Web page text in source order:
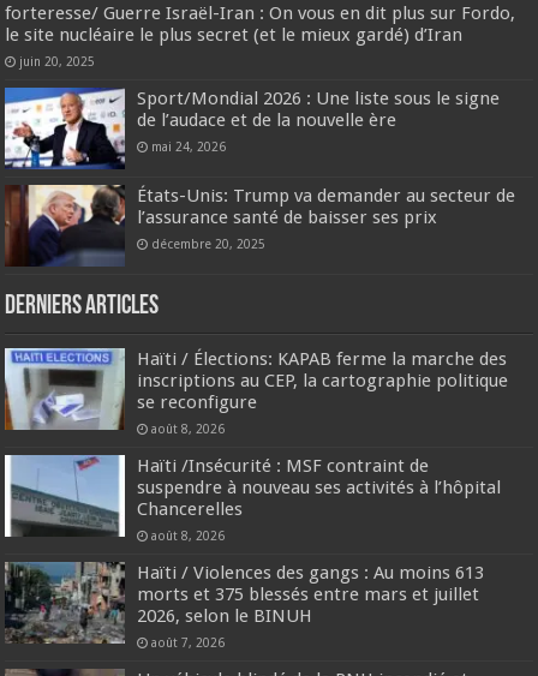
forteresse/ Guerre Israël-Iran : On vous en dit plus sur Fordo,
le site nucléaire le plus secret (et le mieux gardé) d’Iran
juin 20, 2025
Sport/Mondial 2026 : Une liste sous le signe
de l’audace et de la nouvelle ère
mai 24, 2026
États-Unis: Trump va demander au secteur de
l’assurance santé de baisser ses prix
décembre 20, 2025
Derniers articles
Haïti / Élections: KAPAB ferme la marche des
inscriptions au CEP, la cartographie politique
se reconfigure
août 8, 2026
Haïti /Insécurité : MSF contraint de
suspendre à nouveau ses activités à l’hôpital
Chancerelles
août 8, 2026
Haïti / Violences des gangs : Au moins 613
morts et 375 blessés entre mars et juillet
2026, selon le BINUH
août 7, 2026